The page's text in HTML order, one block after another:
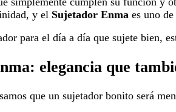
y el Sujetador Enma es uno
para el día a día que sujete bien,
elegancia que
que un sujetador bonito será